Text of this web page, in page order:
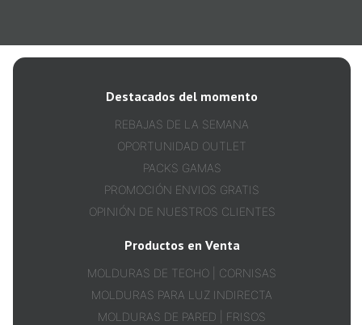
Destacados del momento
REBAJAS DE LA SEMANA
OPORTUNIDAD OUTLET
PACKS GAMAS
PROMOCIÓN ENVIOS GRATIS
OPINIÓN DE NUESTROS CLIENTES
Productos en Venta
MOLDURAS DE TECHO | CORNISAS
MOLDURAS PARA LUZ INDIRECTA
MOLDURAS DE PARED | FRISOS